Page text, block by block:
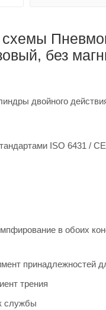
без
двойного
ISO 6431 /
в обоих
принадлежностей
трения
службы